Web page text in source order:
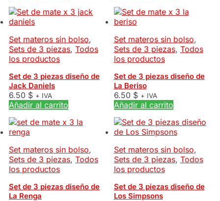
Set materos sin bolso,
Sets de 3 piezas, Todos
los productos
Set de 3 piezas diseño de
Jack Daniels
6.50 $ + IVA
Añadir al carrito
Set materos sin bolso,
Sets de 3 piezas, Todos
los productos
Set de 3 piezas diseño de
La Beriso
6.50 $ + IVA
Añadir al carrito
Set materos sin bolso,
Sets de 3 piezas, Todos
los productos
Set de 3 piezas diseño de
La Renga
Set materos sin bolso,
Sets de 3 piezas, Todos
los productos
Set de 3 piezas diseño de
Los Simpsons